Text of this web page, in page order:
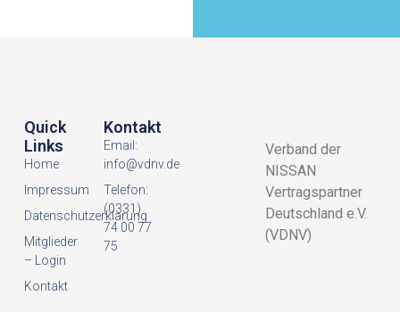
Verband der
NISSAN
Vertragspartner
Deutschland e.V.
(VDNV)
Quick
Links
Home
Impressum
Datenschutzerklarung
Mitglieder
– Login
Kontakt
Kontakt
Email:
info@vdnv.de
Telefon:
(0331)
74 00 77
75